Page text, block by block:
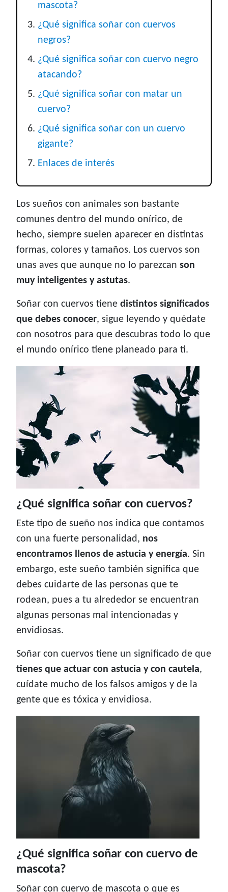
mascota?
¿Qué significa soñar con cuervos
negros?
¿Qué significa soñar con cuervo negro
atacando?
¿Qué significa soñar con matar un
cuervo?
¿Qué significa soñar con un cuervo
gigante?
Enlaces de interés
Los sueños con animales son bastante
comunes dentro del mundo onírico, de
hecho, siempre suelen aparecer en distintas
formas, colores y tamaños. Los cuervos son
unas aves que aunque no lo parezcan son
muy inteligentes y astutas.
Soñar con cuervos tiene distintos significados
que debes conocer, sigue leyendo y quédate
con nosotros para que descubras todo lo que
el mundo onírico tiene planeado para ti.
¿Qué significa soñar con cuervos?
Este tipo de sueño nos indica que contamos
con una fuerte personalidad, nos
encontramos llenos de astucia y energía. Sin
embargo, este sueño también significa que
debes cuidarte de las personas que te
rodean, pues a tu alrededor se encuentran
algunas personas mal intencionadas y
envidiosas.
Soñar con cuervos tiene un significado de que
tienes que actuar con astucia y con cautela,
cuídate mucho de los falsos amigos y de la
gente que es tóxica y envidiosa.
¿Qué significa soñar con cuervo de
mascota?
Soñar con cuervo de mascota o que es